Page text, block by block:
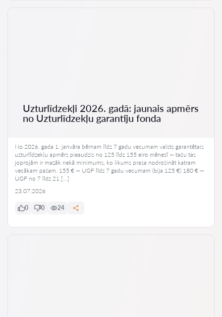
Uzturlīdzekļi 2026. gadā: jaunais apmērs
no Uzturlīdzekļu garantiju fonda
No 2026. gada 1. janvāra bērnam līdz 7 gadu vecumam valsts garantētais
uzturlīdzekļu apmērs pieaudzis no 125 līdz 155 eiro mēnesī — taču tas
joprojām ir mazāk nekā minimums, ko likums prasa nodrošināt katram
vecākam pašam. 155 € — UGF līdz 7 gadu vecumam (bija 125 €) 180 € —
UGF no 7 līdz 21 […]
23.07.2026
0 0 24